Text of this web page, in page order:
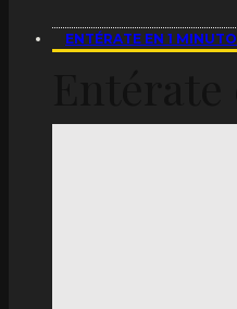
ENTÉRATE EN 1 MINUTO